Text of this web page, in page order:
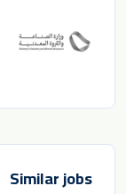
Similar jobs